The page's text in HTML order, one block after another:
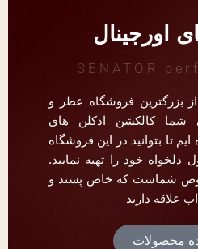
اورجینال
SENATOR
بزرگترین فروشگاه عطر و
شما کالکشن ادکلن های
تا بتوانید در این فروشگاه
خود را تهیه نمایید.
شماست که خاص پسند و
علاقه دارید
محصولات